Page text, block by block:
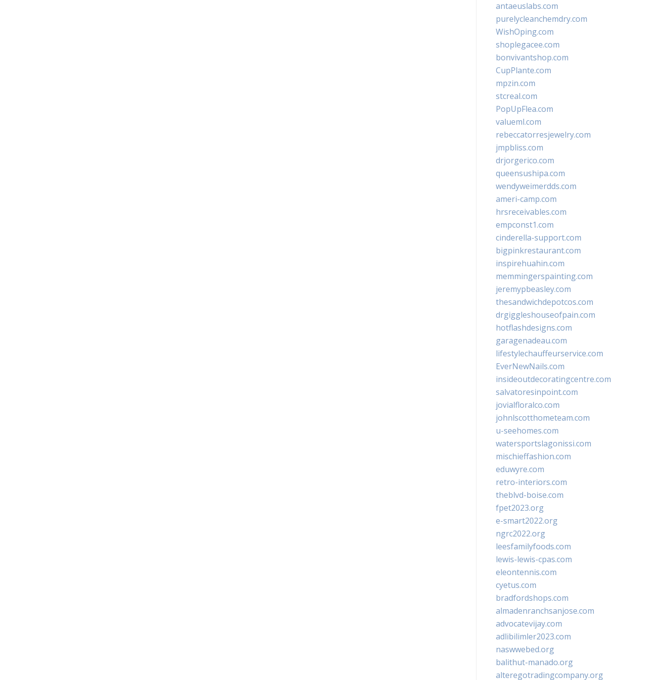
antaeuslabs.com
purelycleanchemdry.com
WishOping.com
shoplegacee.com
bonvivantshop.com
CupPlante.com
mpzin.com
stcreal.com
PopUpFlea.com
valueml.com
rebeccatorresjewelry.com
jmpbliss.com
drjorgerico.com
queensushipa.com
wendyweimerdds.com
ameri-camp.com
hrsreceivables.com
empconst1.com
cinderella-support.com
bigpinkrestaurant.com
inspirehuahin.com
memmingerspainting.com
jeremypbeasley.com
thesandwichdepotcos.com
drgiggleshouseofpain.com
hotflashdesigns.com
garagenadeau.com
lifestylechauffeurservice.com
EverNewNails.com
insideoutdecoratingcentre.com
salvatoresinpoint.com
jovialfloralco.com
johnlscotthometeam.com
u-seehomes.com
watersportslagonissi.com
mischieffashion.com
eduwyre.com
retro-interiors.com
theblvd-boise.com
fpet2023.org
e-smart2022.org
ngrc2022.org
leesfamilyfoods.com
lewis-lewis-cpas.com
eleontennis.com
cyetus.com
bradfordshops.com
almadenranchsanjose.com
advocatevijay.com
adlibilimler2023.com
naswwebed.org
balithut-manado.org
alteregotradingcompany.org